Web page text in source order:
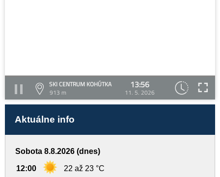
SKI CENTRUM KOHÚTKA
913 m
13:56
11. 5. 2026
Aktuálne info
Sobota 8.8.2026 (dnes)
12:00 22 až 23 °C